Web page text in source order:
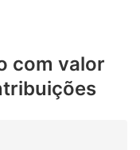
com valor